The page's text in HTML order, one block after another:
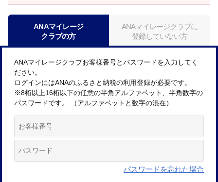
ANAマイレージ
クラブの方
ANAマイレージクラブに
登録していない方
ANAマイレージクラブお客様番号とパスワードを入力してく
ださい。
ログインにはANAのふるさと納税の利用登録が必要です。
※8桁以上16桁以下の任意の半角アルファベット、半角数字の
パスワードです。 （アルファベットと数字の混在）
パスワードを忘れた場合